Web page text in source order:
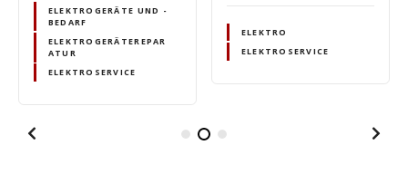
ELEKTROGERÄTE UND -
BEDARF
ELEKTROGERÄTEREPAR
ATUR
ELEKTROSERVICE
ELEKTRO
ELEKTROSERVICE